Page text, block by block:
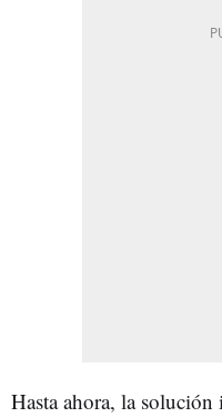
Hasta ahora, la